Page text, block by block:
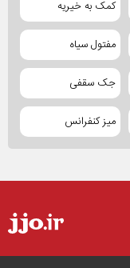
کمک به خیریه
مفتول سیاه
جک سقفی
میز کنفرانس